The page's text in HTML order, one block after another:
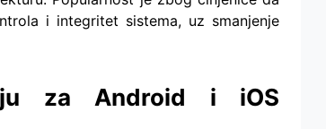
i integritet sistema, uz smanjenje
za Android i iOS